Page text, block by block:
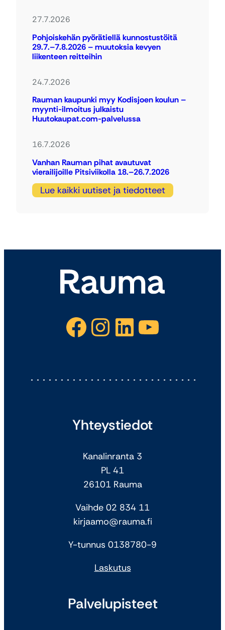
27.7.2026
Pohjoiskehän pyörätiellä kunnostustöitä
29.7.–7.8.2026 – muutoksia kevyen
liikenteen reitteihin
24.7.2026
Rauman kaupunki myy Kodisjoen koulun –
myynti-ilmoitus julkaistu
Huutokaupat.com-palvelussa
16.7.2026
Vanhan Rauman pihat avautuvat
vierailijoille Pitsiviikolla 18.–26.7.2026
Lue kaikki uutiset ja tiedotteet
Facebook Instagram LinkedIn YouTube
Yhteystiedot
Kanalinranta 3
PL 41
26101 Rauma
Vaihde 02 834 11
kirjaamo@rauma.fi
Y-tunnus 0138780-9
Laskutus
Palvelupisteet